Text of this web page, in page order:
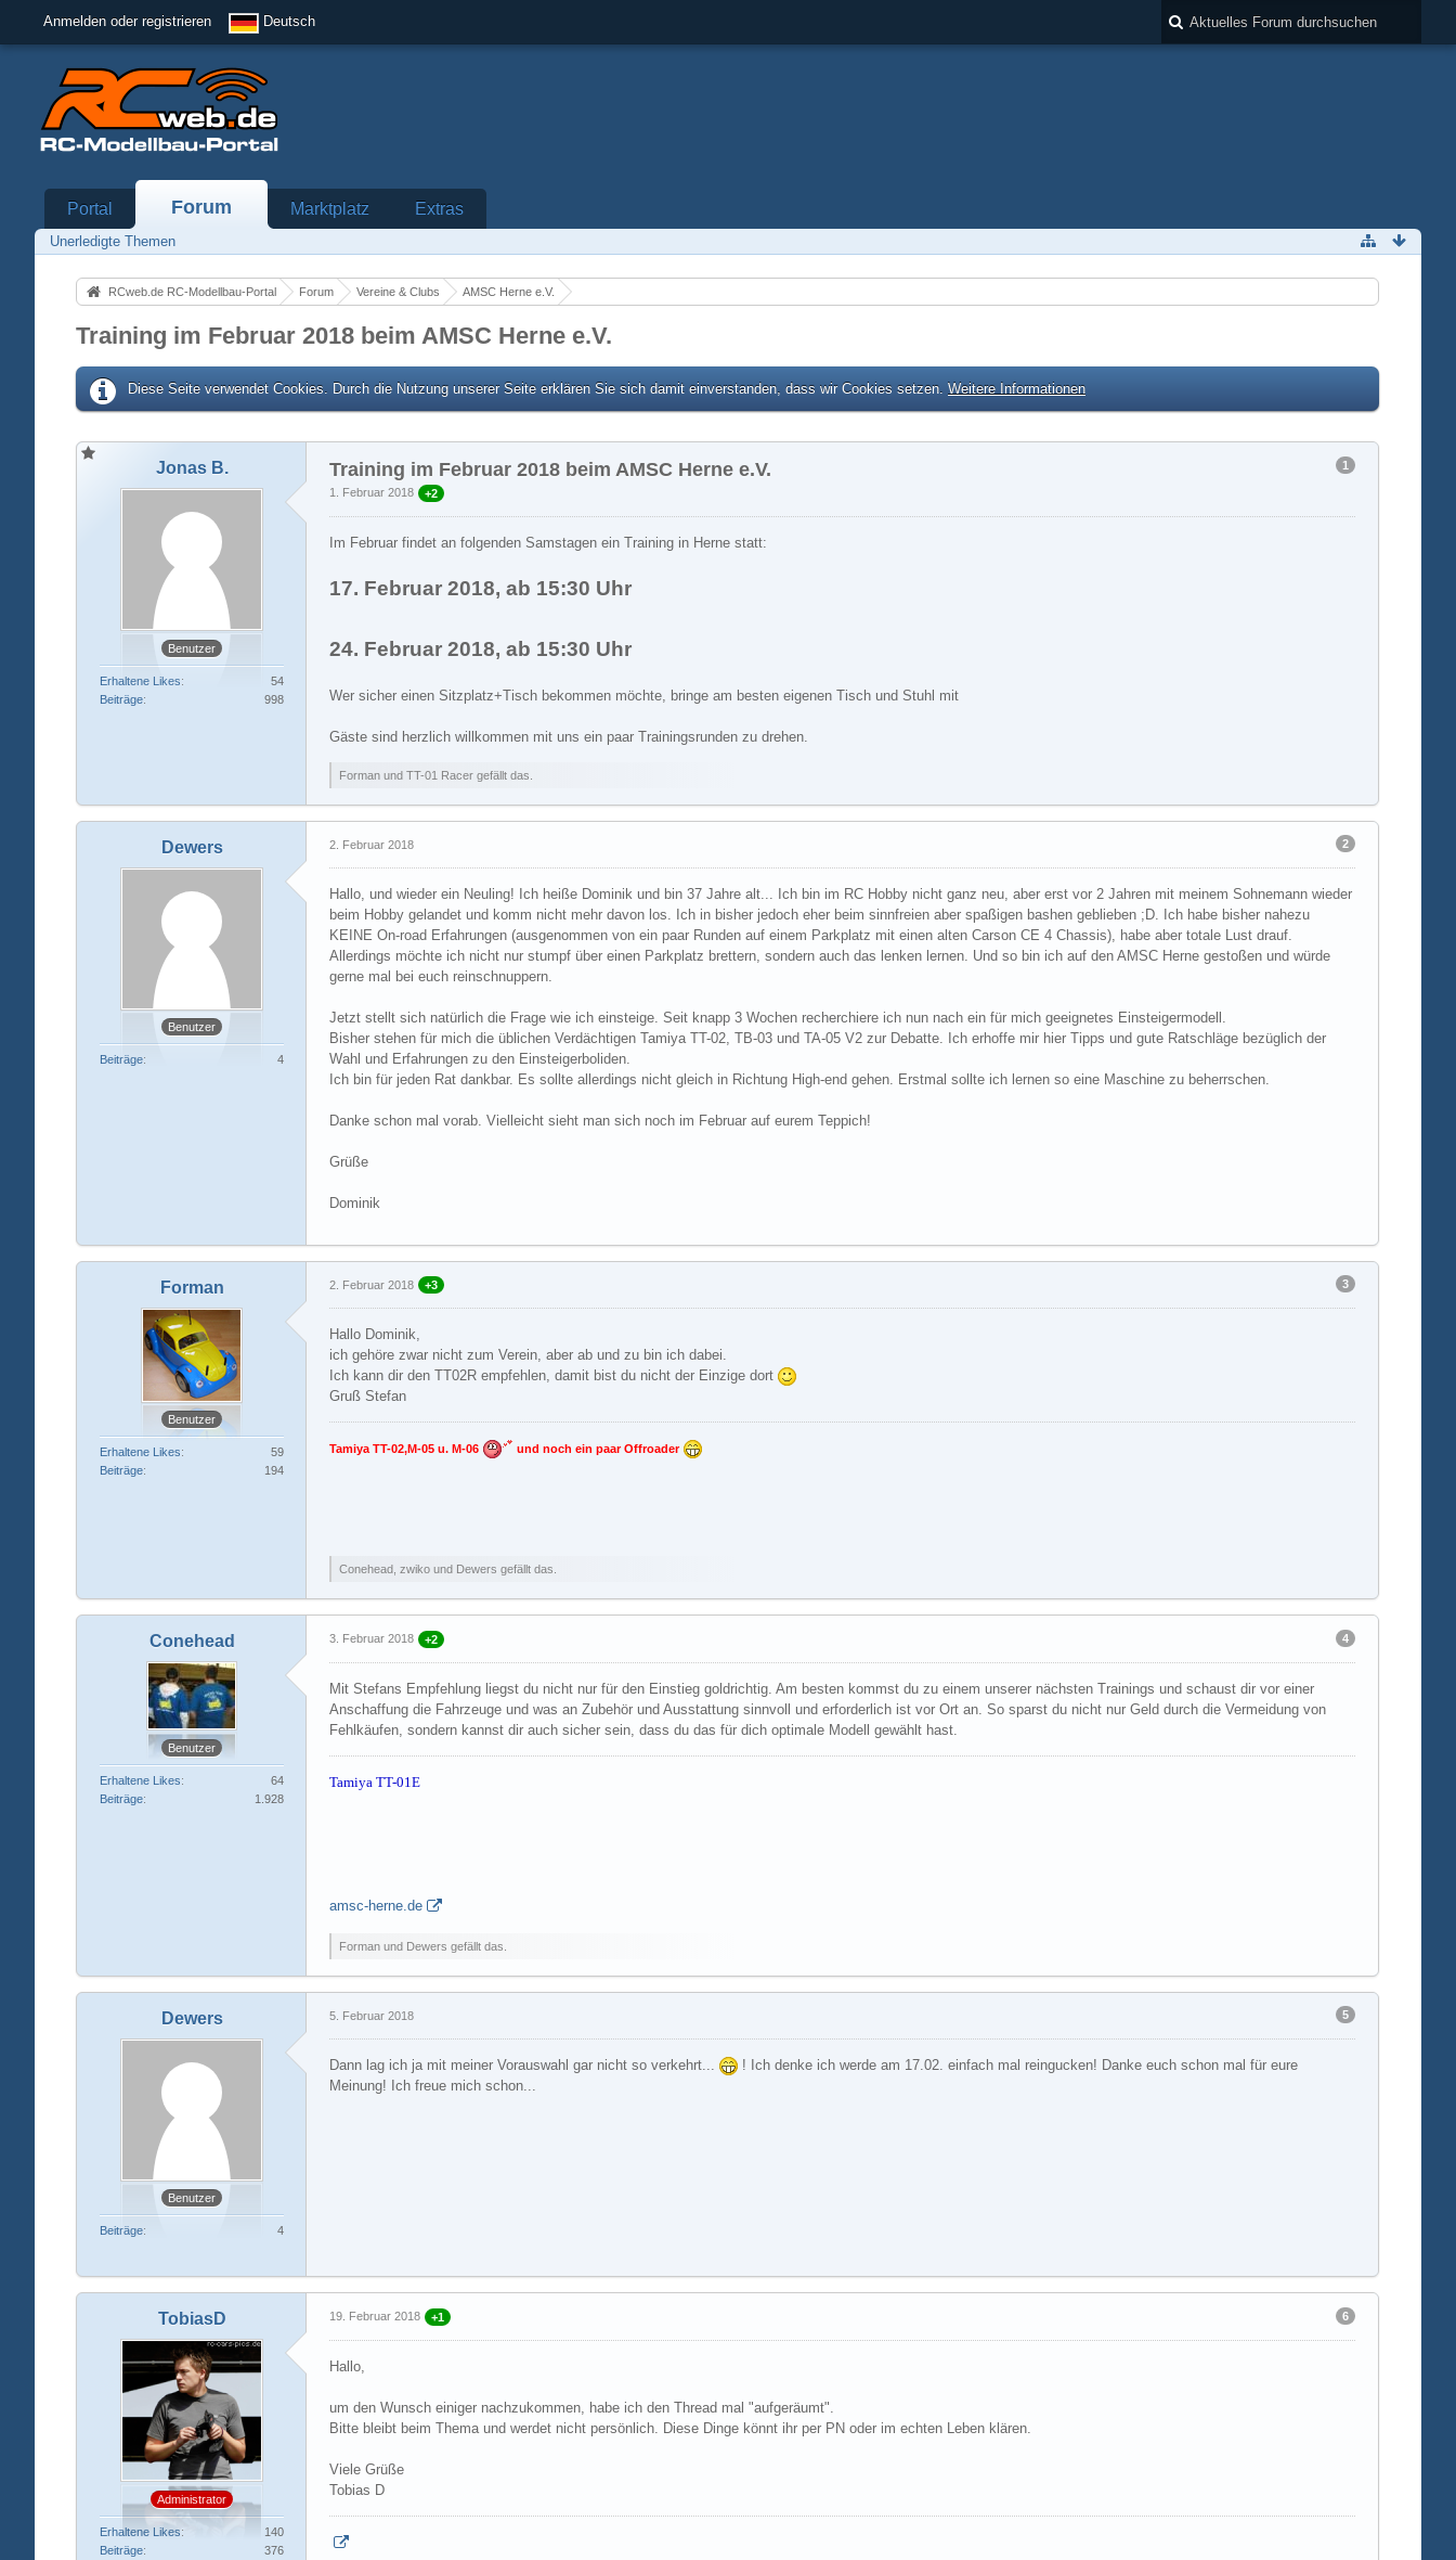
Anmelden oder registrieren Deutsch
Portal Forum Marktplatz Extras
Unerledigte Themen
RCweb.de RC-Modellbau-Portal Forum Vereine & Clubs AMSC Herne e.V.
Training im Februar 2018 beim AMSC Herne e.V.
Diese Seite verwendet Cookies. Durch die Nutzung unserer Seite erklären Sie sich damit einverstanden, dass wir Cookies setzen. Weitere Informationen
Jonas B.
Benutzer
Erhaltene Likes
54
Beiträge
998
1
Training im Februar 2018 beim AMSC Herne e.V.
1. Februar 2018 +2
Im Februar findet an folgenden Samstagen ein Training in Herne statt:
17. Februar 2018, ab 15:30 Uhr
24. Februar 2018, ab 15:30 Uhr
Wer sicher einen Sitzplatz+Tisch bekommen möchte, bringe am besten eigenen Tisch und Stuhl mit
Gäste sind herzlich willkommen mit uns ein paar Trainingsrunden zu drehen.
Forman und TT-01 Racer gefällt das.
Dewers
Benutzer
Beiträge 4
2
2. Februar 2018
Hallo, und wieder ein Neuling! Ich heiße Dominik und bin 37 Jahre alt... Ich bin im RC Hobby nicht ganz neu, aber erst vor 2 Jahren mit meinem Sohnemann wieder
beim Hobby gelandet und komm nicht mehr davon los. Ich in bisher jedoch eher beim sinnfreien aber spaßigen bashen geblieben ;D. Ich habe bisher nahezu
KEINE On-road Erfahrungen (ausgenommen von ein paar Runden auf einem Parkplatz mit einen alten Carson CE 4 Chassis), habe aber totale Lust drauf.
Allerdings möchte ich nicht nur stumpf über einen Parkplatz brettern, sondern auch das lenken lernen. Und so bin ich auf den AMSC Herne gestoßen und würde
gerne mal bei euch reinschnuppern.
Jetzt stellt sich natürlich die Frage wie ich einsteige. Seit knapp 3 Wochen recherchiere ich nun nach ein für mich geeignetes Einsteigermodell.
Bisher stehen für mich die üblichen Verdächtigen Tamiya TT-02, TB-03 und TA-05 V2 zur Debatte. Ich erhoffe mir hier Tipps und gute Ratschläge bezüglich der
Wahl und Erfahrungen zu den Einsteigerboliden.
Ich bin für jeden Rat dankbar. Es sollte allerdings nicht gleich in Richtung High-end gehen. Erstmal sollte ich lernen so eine Maschine zu beherrschen.
Danke schon mal vorab. Vielleicht sieht man sich noch im Februar auf eurem Teppich!
Grüße
Dominik
Forman
Benutzer
Erhaltene Likes
59
Beiträge
194
3
2. Februar 2018 +3
Hallo Dominik,
ich gehöre zwar nicht zum Verein, aber ab und zu bin ich dabei.
Ich kann dir den TT02R empfehlen, damit bist du nicht der Einzige dort
Gruß Stefan
Tamiya TT-02,M-05 u. M-06 und noch ein paar Offroader
Conehead, zwiko und Dewers gefällt das.
Conehead
Benutzer
Erhaltene Likes
64
Beiträge
1.928
4
3. Februar 2018 +2
Mit Stefans Empfehlung liegst du nicht nur für den Einstieg goldrichtig. Am besten kommst du zu einem unserer nächsten Trainings und schaust dir vor einer
Anschaffung die Fahrzeuge und was an Zubehör und Ausstattung sinnvoll und erforderlich ist vor Ort an. So sparst du nicht nur Geld durch die Vermeidung von
Fehlkäufen, sondern kannst dir auch sicher sein, dass du das für dich optimale Modell gewählt hast.
Tamiya TT-01E
amsc-herne.de
Forman und Dewers gefällt das.
Dewers
Benutzer
Beiträge 4
5
5. Februar 2018
Dann lag ich ja mit meiner Vorauswahl gar nicht so verkehrt...
! Ich denke ich werde am 17.02. einfach mal reingucken! Danke euch schon mal für eure
Meinung! Ich freue mich schon...
TobiasD
Administrator
Erhaltene Likes
140
Beiträge
376
6
19. Februar 2018 +1
Hallo,
um den Wunsch einiger nachzukommen, habe ich den Thread mal "aufgeräumt".
Bitte bleibt beim Thema und werdet nicht persönlich. Diese Dinge könnt ihr per PN oder im echten Leben klären.
Viele Grüße
Tobias D